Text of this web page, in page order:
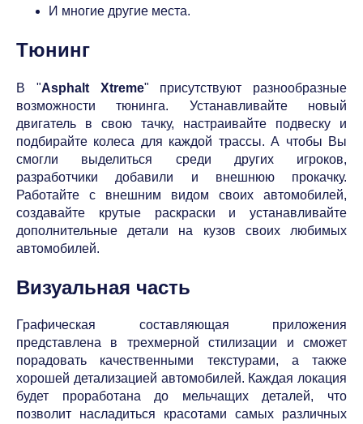
И многие другие места.
Тюнинг
В "Asphalt Xtreme" присутствуют разнообразные
возможности тюнинга. Устанавливайте новый
двигатель в свою тачку, настраивайте подвеску и
подбирайте колеса для каждой трассы. А чтобы Вы
смогли выделиться среди других игроков,
разработчики добавили и внешнюю прокачку.
Работайте с внешним видом своих автомобилей,
создавайте крутые раскраски и устанавливайте
дополнительные детали на кузов своих любимых
автомобилей.
Визуальная часть
Графическая составляющая приложения
представлена в трехмерной стилизации и сможет
порадовать качественными текстурами, а также
хорошей детализацией автомобилей. Каждая локация
будет проработана до мельчащих деталей, что
позволит насладиться красотами самых различных